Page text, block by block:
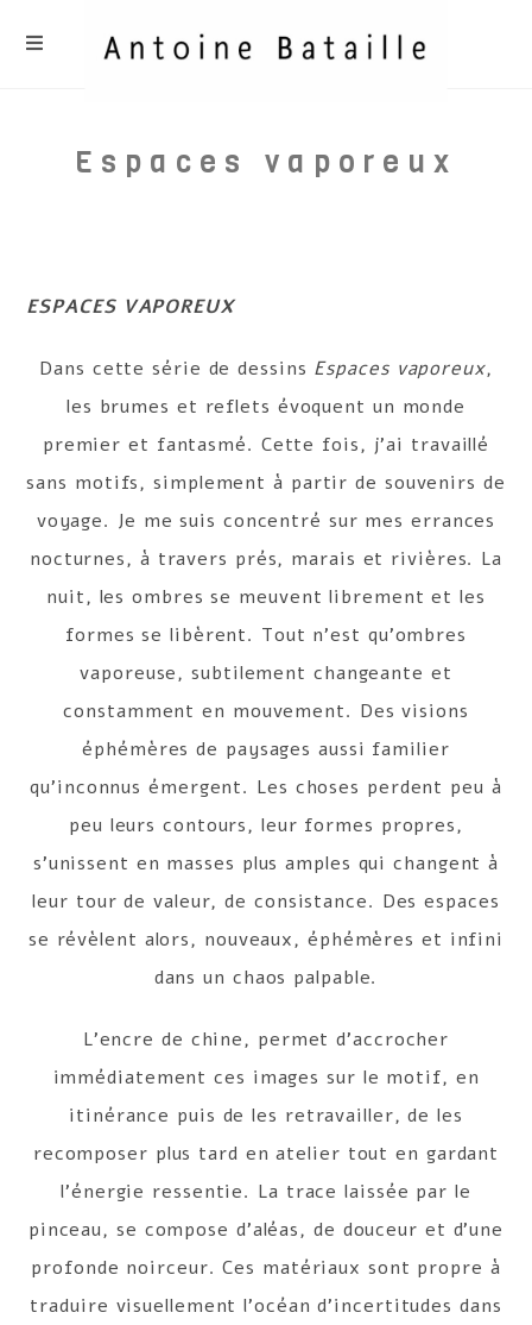
Espaces vaporeux
ESPACES VAPOREUX
Dans cette série de dessins Espaces vaporeux,
les brumes et reflets évoquent un monde
premier et fantasmé. Cette fois, j’ai travaillé
sans motifs, simplement à partir de souvenirs de
voyage. Je me suis concentré sur mes errances
nocturnes, à travers prés, marais et rivières. La
nuit, les ombres se meuvent librement et les
formes se libèrent. Tout n’est qu’ombres
vaporeuse, subtilement changeante et
constamment en mouvement. Des visions
éphémères de paysages aussi familier
qu’inconnus émergent. Les choses perdent peu à
peu leurs contours, leur formes propres,
s’unissent en masses plus amples qui changent à
leur tour de valeur, de consistance. Des espaces
se révèlent alors, nouveaux, éphémères et infini
dans un chaos palpable.
L’encre de chine, permet d’accrocher
immédiatement ces images sur le motif, en
itinérance puis de les retravailler, de les
recomposer plus tard en atelier tout en gardant
l’énergie ressentie. La trace laissée par le
pinceau, se compose d’aléas, de douceur et d’une
profonde noirceur. Ces matériaux sont propre à
traduire visuellement l’océan d’incertitudes dans